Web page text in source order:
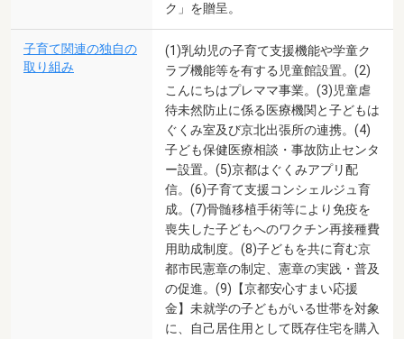
ク」を贈呈。
子育て関連の独自の
取り組み
(1)乳幼児の子育て支援機能や学童ク
ラブ機能等を有する児童館設置。(2)
こんにちはプレママ事業。(3)児童虐
待未然防止に係る医療機関と子どもは
ぐくみ室及び京北出張所の連携。(4)
子ども保健医療相談・事故防止センタ
ー設置。(5)京都はぐくみアプリ配
信。(6)子育て支援コンシェルジュ育
成。(7)骨髄移植手術等により免疫を
喪失した子どもへのワクチン再接種費
用助成制度。(8)子どもを共に育む京
都市民憲章の制定、憲章の実践・普及
の促進。(9)【京都安心すまい応援
金】未就学の子どもがいる世帯を対象
に、自己居住用として既存住宅を購入